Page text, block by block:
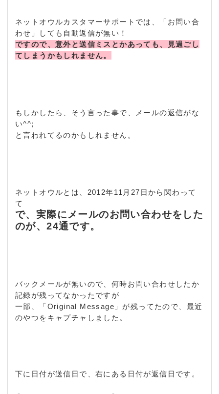
ネットオウルカスタマーサポートでは、「お問い合
わせ」しても自動返信が無い！
ですので、意外と送信ミスとかあっても、見過ごし
てしまうかもしれません。
もしかしたら、そう言った事で、メールの返信がな
い^^;
と言われてるのかもしれません。
ネットオウルとは、2012年11月27日から関わって
て
で、実際にメールのお問い合わせをした
のが、24通です。
バックメールが無いので、何時お問い合わせしたか
記録が残ってなかったですが
一部、「Original Message」が残ってたので、最近
のやつをキャプチャしました。
下に日付が送信日で、右にある日付が返信日です。